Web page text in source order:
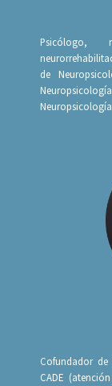
Psicólogo,
de
Neuropsicología
Cofundador
CADE